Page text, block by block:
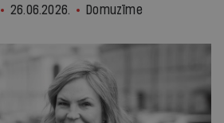
26.06.2026. Domuzīme